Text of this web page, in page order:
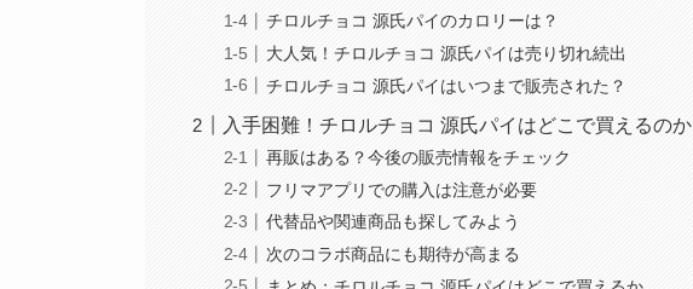
チロルチョコ 源氏パイのカロリーは？
大人気！チロルチョコ 源氏パイは売り切れ続出
チロルチョコ 源氏パイはいつまで販売された？
入手困難！チロルチョコ 源氏パイはどこで買えるのか
再販はある？今後の販売情報をチェック
フリマアプリでの購入は注意が必要
代替品や関連商品も探してみよう
次のコラボ商品にも期待が高まる